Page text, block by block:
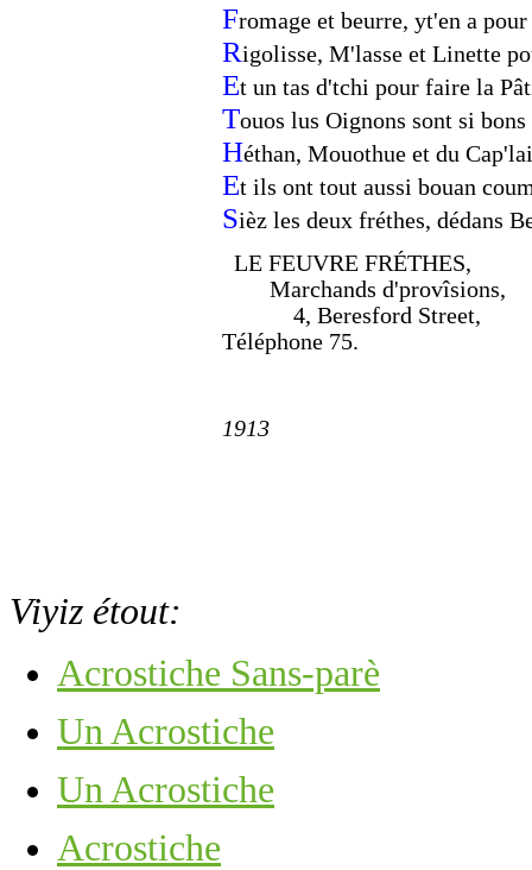
Fromage et beurre, yt'en a
Rigolisse, M'lasse et Linette
Et un tas d'tchi pour faire la
Touos lus Oignons sont si
Héthan, Mouothue et du
Et ils ont tout aussi bouan
Sièz les deux fréthes, dédans
LE FEUVRE FRÉTHES,
Marchands d'provîsions,
4, Beresford Street,
Téléphone 75.
1913
Viyiz étout:
Acrostiche Sans-parè
Un Acrostiche
Un Acrostiche
Acrostiche